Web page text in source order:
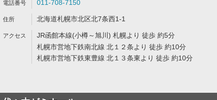
011-708-7150
北海道札幌市北区北7条西1-1
JR函館本線(小樽～旭川) 札幌より 徒歩 約5分
札幌市営地下鉄南北線 北１２条より 徒歩 約10分
札幌市営地下鉄東豊線 北１３条東より 徒歩 約10分